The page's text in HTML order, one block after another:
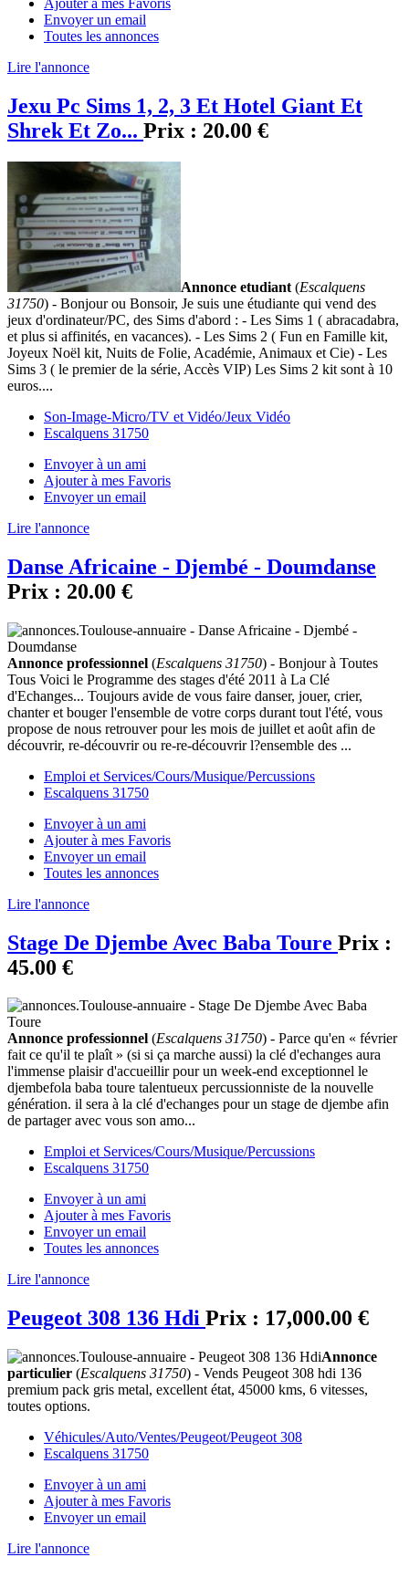
Ajouter à mes Favoris
Envoyer un email
Toutes les annonces
Lire l'annonce
Jexu Pc Sims 1, 2, 3 Et Hotel Giant Et
Shrek Et Zo... Prix : 20.00 €
Annonce etudiant (Escalquens
31750) - Bonjour ou Bonsoir, Je suis une étudiante qui vend des
jeux d'ordinateur/PC, des Sims d'abord : - Les Sims 1 ( abracadabra,
et plus si affinités, en vacances). - Les Sims 2 ( Fun en Famille kit,
Joyeux Noël kit, Nuits de Folie, Académie, Animaux et Cie) - Les
Sims 3 ( le premier de la série, Accès VIP) Les Sims 2 kit sont à 10
euros....
Son-Image-Micro/TV et Vidéo/Jeux Vidéo
Escalquens 31750
Envoyer à un ami
Ajouter à mes Favoris
Envoyer un email
Lire l'annonce
Danse Africaine - Djembé - Doumdanse
Prix : 20.00 €
Annonce professionnel (Escalquens 31750) - Bonjour à Toutes
Tous Voici le Programme des stages d'été 2011 à La Clé
d'Echanges... Toujours avide de vous faire danser, jouer, crier,
chanter et bouger l'ensemble de votre corps durant tout l'été, vous
propose de nous retrouver pour les mois de juillet et août afin de
découvrir, re-découvrir ou re-re-découvrir l?ensemble des ...
Emploi et Services/Cours/Musique/Percussions
Escalquens 31750
Envoyer à un ami
Ajouter à mes Favoris
Envoyer un email
Toutes les annonces
Lire l'annonce
Stage De Djembe Avec Baba Toure Prix :
45.00 €
Annonce professionnel (Escalquens 31750) - Parce qu'en « février
fait ce qu'il te plaît » (si si ça marche aussi) la clé d'echanges aura
l'immense plaisir d'accueillir pour un week-end exceptionnel le
djembefola baba toure talentueux percussionniste de la nouvelle
génération. il sera à la clé d'echanges pour un stage de djembe afin
de partager avec vous son amo...
Emploi et Services/Cours/Musique/Percussions
Escalquens 31750
Envoyer à un ami
Ajouter à mes Favoris
Envoyer un email
Toutes les annonces
Lire l'annonce
Peugeot 308 136 Hdi Prix : 17,000.00 €
Annonce
particulier (Escalquens 31750) - Vends Peugeot 308 hdi 136
premium pack gris metal, excellent état, 45000 kms, 6 vitesses,
toutes options.
Véhicules/Auto/Ventes/Peugeot/Peugeot 308
Escalquens 31750
Envoyer à un ami
Ajouter à mes Favoris
Envoyer un email
Lire l'annonce